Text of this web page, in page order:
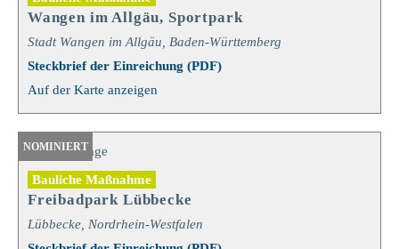
Wangen im Allgäu, Sportpark
Stadt Wangen im Allgäu, Baden-Württemberg
Steckbrief der Einreichung (PDF)
Auf der Karte anzeigen
Bauliche Maßnahme
Freibadpark Lübbecke
Lübbecke, Nordrhein-Westfalen
NOMINIERT